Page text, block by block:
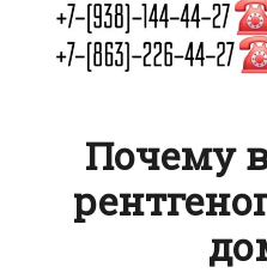
Почему